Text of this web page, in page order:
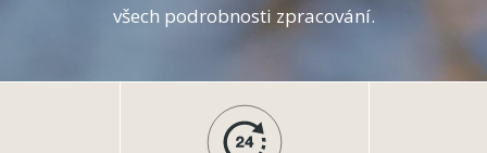
všech podrobnosti zpracování.